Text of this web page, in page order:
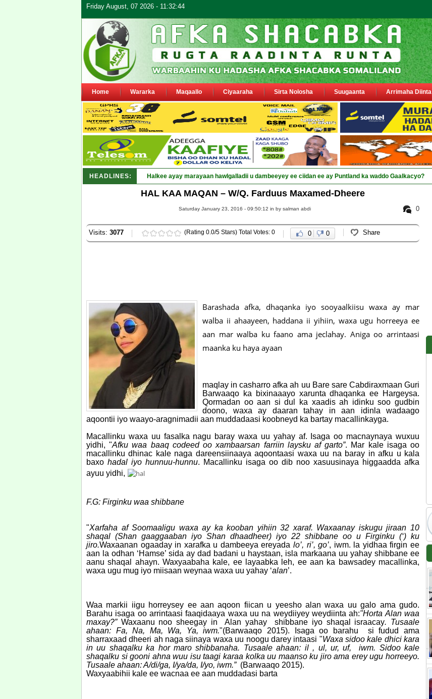
Friday August, 07 2026 - 11:32:44
Home Wararka Maqaallo Ciyaaraha Sirta Nolosha Suugaanta Arrimaha Diinta
HEADLINES: Puntland oo waaran u jaraysa siyaasiyiin &amp; s_
HAL KAA MAQAN – W/Q. Farduus Maxamed-Dheere
0
Saturday January 23, 2016 - 09:50:12 in by salman abdi
Visits: 3077 (Rating 0.0/5 Stars) Total Votes: 0 0 0 Share
Barashada afka, dhaqanka iyo sooyaalkiisu waxa ay mar
walba ii ahaayeen, haddana ii yihiin, waxa ugu horreeya ee
aan mar walba ku faano ama jeclahay. Aniga oo arrintaasi
maanka ku haya ayaan
maqlay in casharro afka ah uu Bare sare Cabdiraxmaan Guri
Barwaaqo ka bixinaaayo xarunta dhaqanka ee Hargeysa.
Qormadan oo aan si dul ka xaadis ah idinku soo gudbin
doono, waxa ay daaran tahay in aan idinla wadaago
aqoontii iyo waayo-aragnimadii aan muddadaasi koobneyd ka bartay macallinkayga.
Macallinku waxa uu fasalka nagu baray waxa uu yahay af. Isaga oo macnaynaya wuxuu
yidhi, "Afku waa baaq codeed oo xambaarsan farriin laysku af garto”. Mar kale isaga oo
macallinku dhinac kale naga dareensiinaaya aqoontaasi waxa uu na baray in afku u kala
baxo hadal iyo hunnuu-hunnu. Macallinku isaga oo dib noo xasuusinaya higgaadda afka
ayuu yidhi,
F.G: Firginku waa shibbane
"Xarfaha af Soomaaligu waxa ay ka kooban yihiin 32 xaraf. Waxaanay iskugu jiraan 10
shaqal (Shan gaaggaaban iyo Shan dhaadheer) iyo 22 shibbane oo u Firginku (‘) ku
jiro.Waxaanan ogaaday in xarafka u dambeeya ereyada lo’, ri’, go’, iwm. la yidhaa firgin ee
aan la odhan ‘Hamse’ sida ay dad badani u haystaan, isla markaana uu yahay shibbane ee
aanu shaqal ahayn. Waxyaabaha kale, ee layaabka leh, ee aan ka bawsadey macallinka,
waxa ugu mug iyo miisaan weynaa waxa uu yahay ‘alan’.
Waa markii iigu horreysey ee aan aqoon fiican u yeesho alan waxa uu galo ama gudo.
Barahu isaga oo arrintaasi faaqidaaya waxa uu na weydiiyey weydiinta ah:"Horta Alan waa
maxay?” Waxaanu noo sheegay in Alan yahay shibbane iyo shaqal israacay. Tusaale
ahaan: Fa, Na, Ma, Wa, Ya, iwm."(Barwaaqo 2015). Isaga oo barahu si fudud ama
sharraxaad dheeri ah naga siinaya waxa uu noogu darey intaasi "Waxa sidoo kale dhici kara
in uu shaqalku ka hor maro shibbanaha. Tusaale ahaan: il , ul, ur, uf, iwm. Sidoo kale
shaqalku si gooni ahna wuu isu taagi karaa kolka uu maanso ku jiro ama erey ugu horreeyo.
Tusaale ahaan: A/di/ga, I/ya/da, I/yo, iwm.” (Barwaaqo 2015).
Waxyaabihii kale ee wacnaa ee aan muddadasi barta